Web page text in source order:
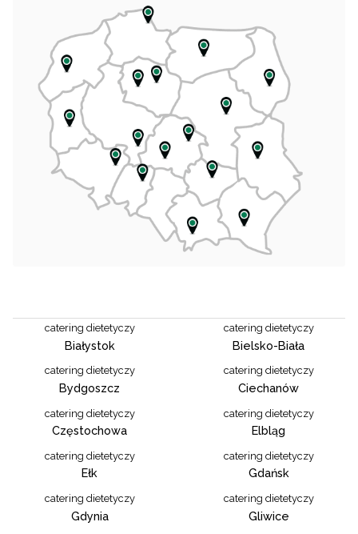
catering dietetyczy
Białystok
catering dietetyczy
Bielsko-Biała
catering dietetyczy
Bydgoszcz
catering dietetyczy
Ciechanów
catering dietetyczy
Częstochowa
catering dietetyczy
Elbląg
catering dietetyczy
Ełk
catering dietetyczy
Gdańsk
catering dietetyczy
Gdynia
catering dietetyczy
Gliwice